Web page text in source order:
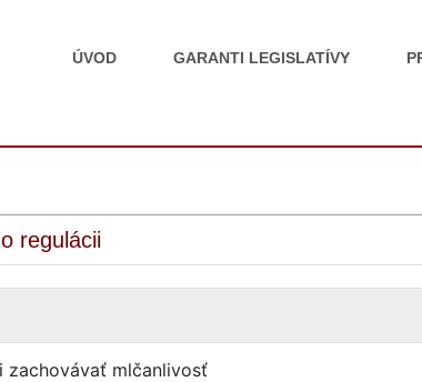
ÚVOD GARANTI LEGISLATÍVY
regulácii
zachovávať mlčanlivosť